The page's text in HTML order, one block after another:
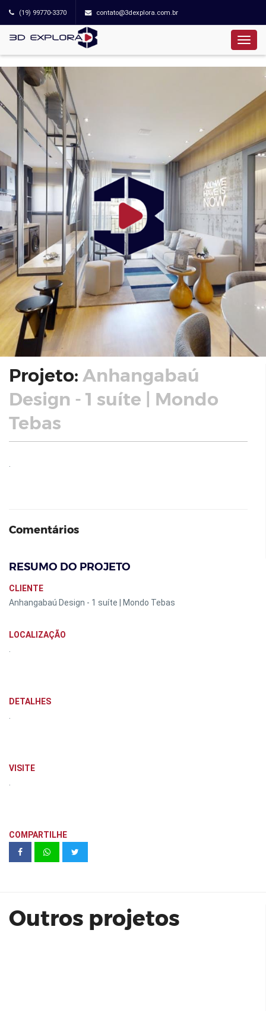
(19) 99770-3370 contato@3dexplora.com.br
Projeto: Anhangabaú
Design - 1 suíte | Mondo
Tebas
Comentários
RESUMO DO PROJETO
CLIENTE
Anhangabaú Design - 1 suíte | Mondo Tebas
LOCALIZAÇÃO
DETALHES
VISITE
COMPARTILHE
Outros projetos
VIVA CLUBE 45 M² RSF